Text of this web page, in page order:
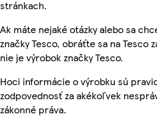
stránkach.
Ak máte nejaké otázky alebo sa
značky Tesco, obráťte sa na Tesco
nie je výrobok značky Tesco.
Hoci informácie o výrobku sú
zodpovednosť za akékoľvek
zákonné práva.